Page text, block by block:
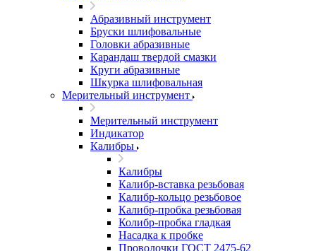
Абразивный инструмент
Бруски шлифовальные
Головки абразивные
Карандаш твердой смазки
Круги абразивные
Шкурка шлифовальная
Мерительный инструмент
Мерительный инструмент
Индикатор
Калибры
Калибры
Калибр-вставка резьбовая
Калибр-кольцо резьбовое
Калибр-пробка резьбовая
Колибр-пробка гладкая
Насадка к пробке
Проволочки ГОСТ 2475-62